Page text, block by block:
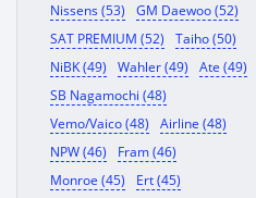
Nissens (53)
GM Daewoo (52)
SAT PREMIUM (52)
Taiho (50)
NiBK (49)
Wahler (49)
Ate (49)
SB Nagamochi (48)
Vemo/Vaico (48)
Airline (48)
NPW (46)
Fram (46)
Monroe (45)
Ert (45)